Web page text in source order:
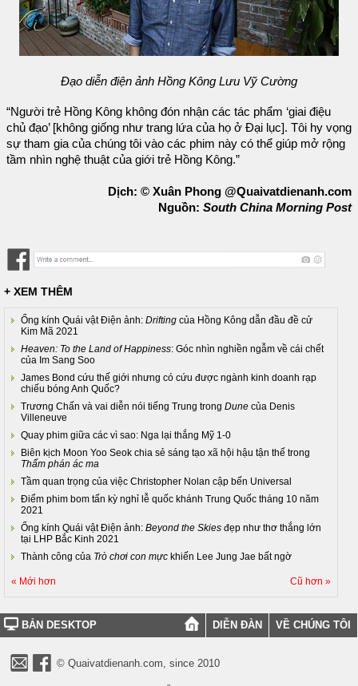
Đạo diễn điện ảnh Hồng Kông Lưu Vỹ Cường
“Người trẻ Hồng Kông không đón nhận các tác phẩm ‘giai điệu
chủ đạo’ [không giống như trang lứa của họ ở Đại lục]. Tôi hy vọng
sự tham gia của chúng tôi vào các phim này có thể giúp mở rộng
tầm nhìn nghệ thuật của giới trẻ Hồng Kông.”
Dịch: © Xuân Phong @Quaivatdienanh.com
Nguồn: South China Morning Post
+ XEM THÊM
Ống kính Quái vật Điện ảnh: Drifting của Hồng Kông dẫn đầu đề cử
Kim Mã 2021
Heaven: To the Land of Happiness: Góc nhìn nghiền ngẫm về cái chết
của Im Sang Soo
James Bond cứu thế giới nhưng có cứu được ngành kinh doanh rạp
chiếu bóng Anh Quốc?
Trương Chấn và vai diễn nói tiếng Trung trong Dune của Denis
Villeneuve
Quay phim giữa các vì sao: Nga lại thắng Mỹ 1-0
Biên kịch Moon Yoo Seok chia sẻ sáng tạo xã hội hậu tận thế trong
Thẩm phán ác ma
Tầm quan trọng của việc Christopher Nolan cập bến Universal
Điểm phim bom tấn kỳ nghỉ lễ quốc khánh Trung Quốc tháng 10 năm
2021
Ống kính Quái vật Điện ảnh: Beyond the Skies đẹp như thơ thắng lớn
tại LHP Bắc Kinh 2021
Thành công của Trò chơi con mực khiến Lee Jung Jae bất ngờ
« Mới hơn Cũ hơn »
BẢN DESKTOP DIỄN ĐÀN VỀ CHÚNG TÔI
© Quaivatdienanh.com, since 2010